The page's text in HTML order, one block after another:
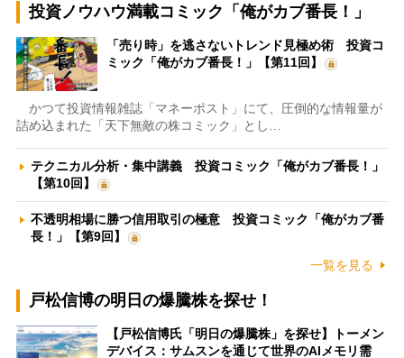
投資ノウハウ満載コミック「俺がカブ番長！」
「売り時」を逃さないトレンド見極め術 投資コ
ミック「俺がカブ番長！」【第11回】
かつて投資情報雑誌「マネーポスト」にて、圧倒的な情報量が
詰め込まれた「天下無敵の株コミック」とし…
テクニカル分析・集中講義 投資コミック「俺がカブ番長！」
【第10回】
不透明相場に勝つ信用取引の極意 投資コミック「俺がカブ番
長！」【第9回】
一覧を見る
戸松信博の明日の爆騰株を探せ！
【戸松信博氏「明日の爆騰株」を探せ】トーメン
デバイス：サムスンを通じて世界のAIメモリ需